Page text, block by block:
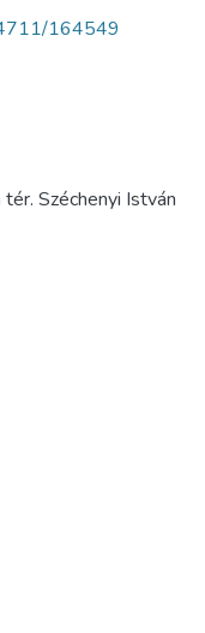
164549
Széchenyi István